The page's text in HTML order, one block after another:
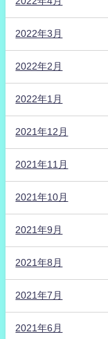
2022年3月
2022年2月
2022年1月
2021年12月
2021年11月
2021年10月
2021年9月
2021年8月
2021年7月
2021年6月